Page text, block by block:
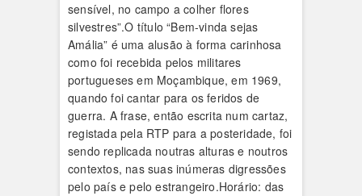
sensível, no campo a colher flores
silvestres”.O título “Bem-vinda sejas
Amália” é uma alusão à forma carinhosa
como foi recebida pelos militares
portugueses em Moçambique, em 1969,
quando foi cantar para os feridos de
guerra. A frase, então escrita num cartaz,
registada pela RTP para a posteridade, foi
sendo replicada noutras alturas e noutros
contextos, nas suas inúmeras digressões
pelo país e pelo estrangeiro.Horário: das